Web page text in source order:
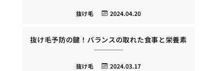
2024.04.20
抜け毛
抜け毛予防の鍵！バランスの取れた食事と栄養素
2024.03.17
抜け毛